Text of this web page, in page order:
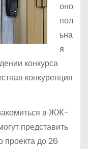
оно
пол
ьна
я
конкурса
конкуренция
в ЖЖ-
представить
проекта до 26